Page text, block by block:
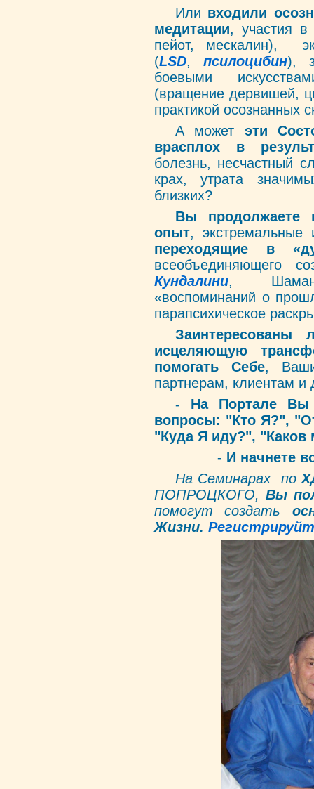
Или входили
медитации, участия
пейот, мескалин),
(LSD,псилоцибин),
боевыми
(вращение дервишей,
практикой осознанных
А может эти
врасплох в
болезнь, несчастный
крах, утрата
близких?
Вы продолжаете
опыт, экстремальные
переходящие в
всеобъединяющего
Кундалини,
«воспоминаний о
парапсихическое
исцеляющую
помогать Себе,
партнерам, клиентам
- На Портале Вы
вопросы: "Кто Я?",
"Куда Я иду?", "Каков
- И начнете
На Семинарах по
ПОПРОЦКОГО, Вы
помогут создать
Жизни.